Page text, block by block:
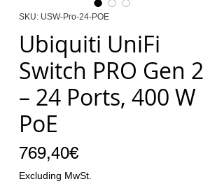
SKU: USW-Pro-24-POE
Ubiquiti UniFi
Switch PRO Gen 2
– 24 Ports, 400 W
PoE
769,40€Price
Excluding MwSt.